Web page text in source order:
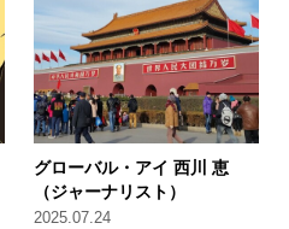
グローバル・アイ 西川 恵
（ジャーナリスト）
2025.07.24